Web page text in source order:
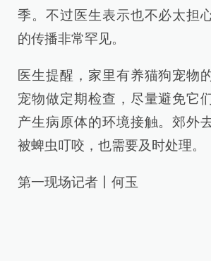
季。不过医生表示也不必太担
的传播非常罕见。
医生提醒，家里有养猫狗宠物
宠物做定期检查，尽量避免它
产生病原体的环境接触。郊外
被蜱虫叮咬，也需要及时处理。
第一现场记者丨何玉